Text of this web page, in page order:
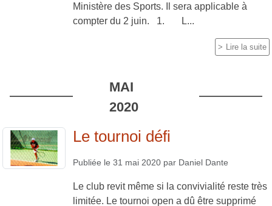
Ministère des Sports. Il sera applicable à
compter du 2 juin. 1. L...
Lire la suite
MAI
2020
Le tournoi défi
Publiée le 31 mai 2020 par Daniel Dante
Le club revit même si la convivialité reste très
limitée. Le tournoi open a dû être supprimé